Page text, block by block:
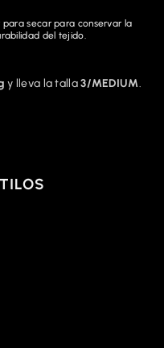
secar para conservar la
del tejido.
y lleva la talla3/MEDIUM.